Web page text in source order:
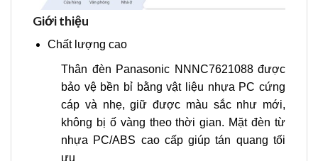
Giới thiệu
Chất lượng cao
Thân đèn Panasonic NNNC7621088 được
bảo vệ bền bỉ bằng vật liệu nhựa PC cứng
cáp và nhẹ, giữ được màu sắc như mới,
không bị ố vàng theo thời gian. Mặt đèn từ
nhựa PC/ABS cao cấp giúp tán quang tối
ưu